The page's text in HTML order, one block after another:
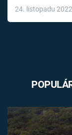
24. listopadu